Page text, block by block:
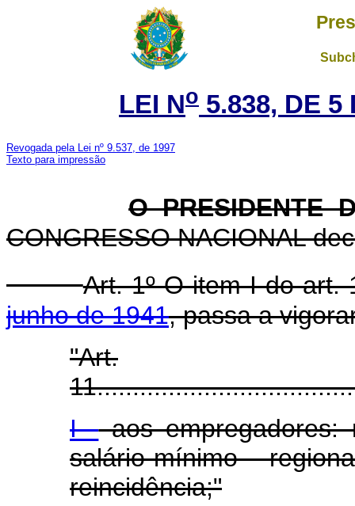
LEI No 5.838, DE 5
Revogada pela Lei nº 9.537, de 1997
Texto para impressão
O PRESIDENTE
CONGRESSO NACIONAL
Art. 1º O item I do art.
junho de 1941, passa a
"Art.
I -aos empregadores:
salário-mínimo
reincidência;"